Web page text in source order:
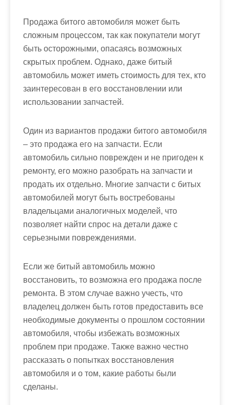
Продажа битого автомобиля может быть
сложным процессом, так как покупатели могут
быть осторожными, опасаясь возможных
скрытых проблем. Однако, даже битый
автомобиль может иметь стоимость для тех, кто
заинтересован в его восстановлении или
использовании запчастей.
Один из вариантов продажи битого автомобиля
– это продажа его на запчасти. Если
автомобиль сильно поврежден и не пригоден к
ремонту, его можно разобрать на запчасти и
продать их отдельно. Многие запчасти с битых
автомобилей могут быть востребованы
владельцами аналогичных моделей, что
позволяет найти спрос на детали даже с
серьезными повреждениями.
Если же битый автомобиль можно
восстановить, то возможна его продажа после
ремонта. В этом случае важно учесть, что
владелец должен быть готов предоставить все
необходимые документы о прошлом состоянии
автомобиля, чтобы избежать возможных
проблем при продаже. Также важно честно
рассказать о попытках восстановления
автомобиля и о том, какие работы были
сделаны.